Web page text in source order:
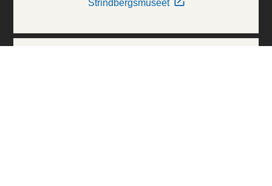
Strindbergsmuseet